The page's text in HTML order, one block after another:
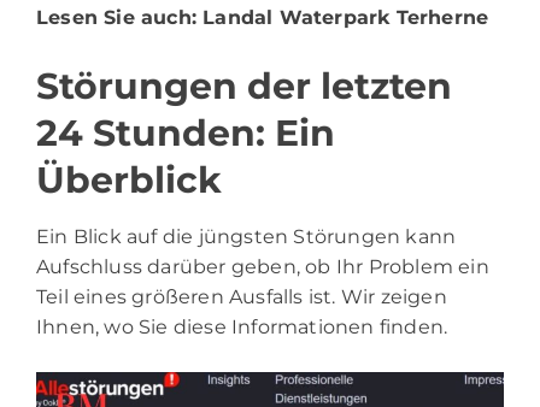
Lesen Sie auch: Landal Waterpark Terherne
Störungen der letzten
24 Stunden: Ein
Überblick
Ein Blick auf die jüngsten Störungen kann
Aufschluss darüber geben, ob Ihr Problem ein
Teil eines größeren Ausfalls ist. Wir zeigen
Ihnen, wo Sie diese Informationen finden.